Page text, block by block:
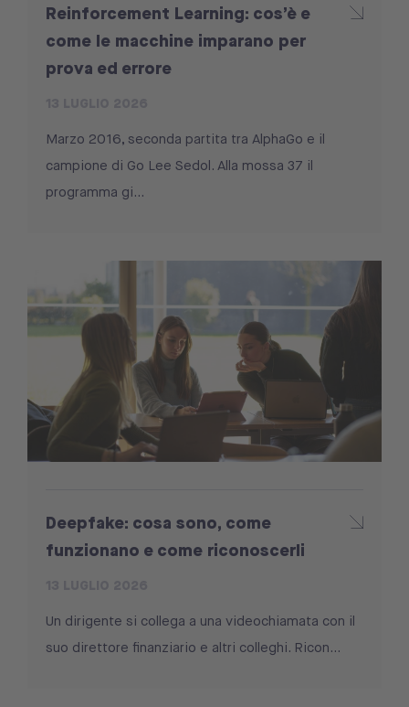
Reinforcement Learning: cos’è e
come le macchine imparano per
prova ed errore
Marzo 2016, seconda partita tra AlphaGo e il
campione di Go Lee Sedol. Alla mossa 37 il
programma gi...
Deepfake: cosa sono, come
funzionano e come riconoscerli
Un dirigente si collega a una videochiamata con il
suo direttore finanziario e altri colleghi. Ricon...